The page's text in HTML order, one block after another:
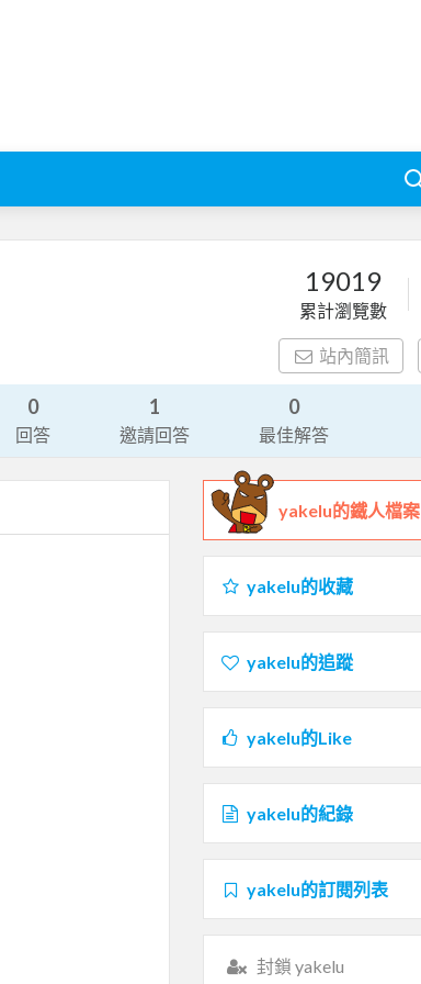
19019
累計瀏覽數
站內簡訊
0
回答
1
邀請回答
0
最佳解答
yakelu的鐵人檔案
yakelu的收藏
yakelu的追蹤
yakelu的Like
yakelu的紀錄
yakelu的訂閱列表
封鎖 yakelu